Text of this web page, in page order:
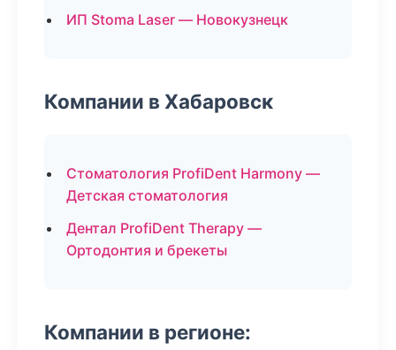
ИП Stoma Laser — Новокузнецк
Компании в Хабаровск
Стоматология ProfiDent Harmony —
Детская стоматология
Дентал ProfiDent Therapy —
Ортодонтия и брекеты
Компании в регионе: